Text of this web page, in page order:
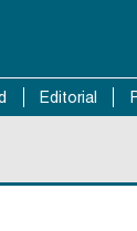
Editorial